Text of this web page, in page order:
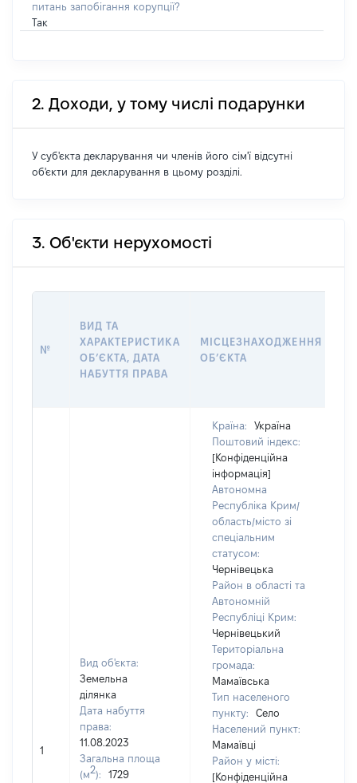
питань запобігання корупції?
Так
2. Доходи, у тому числі подарунки
У суб'єкта декларування чи членів його сім'ї відсутні
об'єкти для декларування в цьому розділі.
3. Об'єкти нерухомості
№
ВИД ТА
ХАРАКТЕРИСТИКА
ОБ’ЄКТА, ДАТА
НАБУТТЯ ПРАВА
МІСЦЕЗНАХОДЖЕННЯ
ОБ’ЄКТА
1
Вид об'єкта:
Земельна
ділянка
Дата набуття
права:
11.08.2023
Загальна площа
(м2):
1729
Країна:
Україна
Поштовий індекс:
[Конфіденційна
інформація]
Автономна
Республіка Крим/
область/місто зі
спеціальним
статусом:
Чернівецька
Район в області та
Автономній
Республіці Крим:
Чернівецький
Територіальна
громада:
Мамаївська
Тип населеного
пункту:
Село
Населений пункт:
Мамаївці
Район у місті:
[Конфіденційна